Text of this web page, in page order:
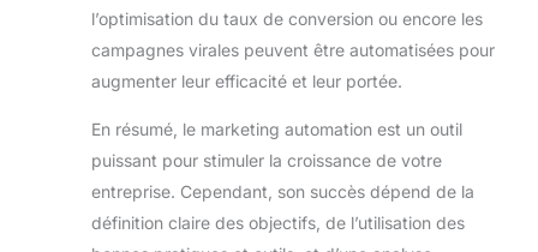
l’optimisation du taux de conversion ou encore les
campagnes virales peuvent être automatisées pour
augmenter leur efficacité et leur portée.
En résumé, le marketing automation est un outil
puissant pour stimuler la croissance de votre
entreprise. Cependant, son succès dépend de la
définition claire des objectifs, de l’utilisation des